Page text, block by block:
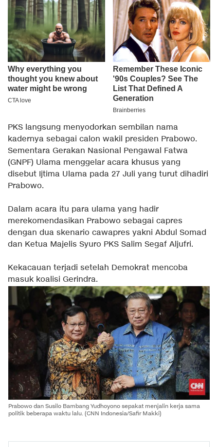
PKS langsung menyodorkan sembilan nama
kadernya sebagai calon wakil presiden Prabowo.
Sementara Gerakan Nasional Pengawal Fatwa
(GNPF) Ulama menggelar acara khusus yang
disebut Ijtima Ulama pada 27 Juli yang turut dihadiri
Prabowo.
Dalam acara itu para ulama yang hadir
merekomendasikan Prabowo sebagai capres
dengan dua skenario cawapres yakni Abdul Somad
dan Ketua Majelis Syuro PKS Salim Segaf Aljufri.
Kekacauan terjadi setelah Demokrat mencoba
masuk koalisi Gerindra.
Prabowo dan Susilo Bambang Yudhoyono sepakat menjalin kerja sama
politik beberapa waktu lalu. (CNN Indonesia/Safir Makki)